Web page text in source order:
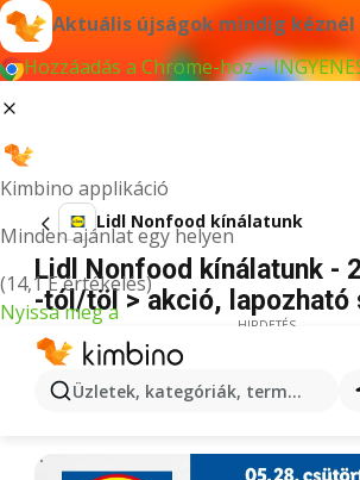
Aktuális újságok mindig kéznél
Hozzáadás a Chrome-hoz –
Kimbino applikáció
Minden ajánlat egy helyen
(14,1 E értékelés)
Nyissa meg a
Üzletek, kategóriák, termékek
Lidl Nonfood kínálatunk
Lidl Nonfood kínálatunk -
-tól/töl > akció,
HIRDETÉS